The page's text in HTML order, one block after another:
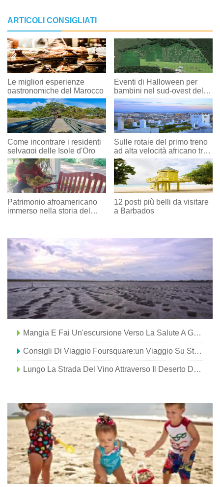
ARTICOLI CONSIGLIATI
Le migliori esperienze
gastronomiche del Marocco
Eventi di Halloween per
bambini nel sud-ovest della
Louisiana
Come incontrare i residenti
selvaggi delle Isole d'Oro
Sulle rotaie del primo treno
ad alta velocità africano tra
Tangeri e Casablanca
Patrimonio afroamericano
immerso nella storia del
12 posti più belli da visitare
a Barbados
Mangia E Fai Un'escursione Verso La Salute A Greater Palm Springs
Consigli Di Viaggio Foursquare:un Viaggio Su Strada Costiera Da Città A Città
Lungo La Strada Del Vino Attraverso Il Deserto Del Negev In Israele